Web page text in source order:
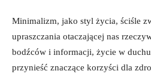
Minimalizm, jako styl życia, ​ściśle
upraszczania otaczającej nas
bodźców i informacji, życie w
⁤przynieść znaczące korzyści dla